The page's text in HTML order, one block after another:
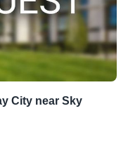
City near Sky